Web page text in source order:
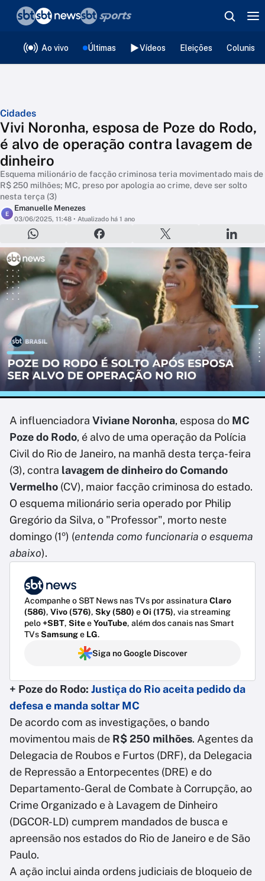
Ao vivo Últimas Vídeos Eleições
Cidades
Vivi Noronha, esposa de Poze do Rodo,
é alvo de operação contra lavagem de
dinheiro
Esquema milionário de facção criminosa teria movimentado mais de
R$ 250 milhões; MC, preso por apologia ao crime, deve ser solto
nesta terça (3)
E
Emanuelle Menezes
03/06/2025, 11:48 • Atualizado há 1 ano
A influenciadora Viviane Noronha, esposa do MC
Poze do Rodo, é alvo de uma operação da Polícia
Civil do Rio de Janeiro, na manhã desta terça-feira
(3), contra lavagem de dinheiro do Comando
Vermelho (CV), maior facção criminosa do estado.
O esquema milionário seria operado por Philip
Gregório da Silva, o "Professor", morto neste
domingo (1º) (entenda como funcionaria o esquema
abaixo).
Acompanhe o SBT News nas TVs por assinatura Claro
(586), Vivo (576), Sky (580) eOi (175), via streaming
pelo+SBT, SiteeYouTube, além dos canais nas Smart
TVsSamsunge LG.
Siga no Google Discover
+ Poze do Rodo: Justiça do Rio aceita pedido da
defesa e manda soltar MC
De acordo com as investigações, o bando
movimentou mais de R$ 250 milhões. Agentes da
Delegacia de Roubos e Furtos (DRF), da Delegacia
de Repressão a Entorpecentes (DRE) e do
Departamento-Geral de Combate à Corrupção, ao
Crime Organizado e à Lavagem de Dinheiro
(DGCOR-LD) cumprem mandados de busca e
apreensão nos estados do Rio de Janeiro e de São
Paulo.
A ação inclui ainda ordens judiciais de bloqueio de
❮voltar
Editorias